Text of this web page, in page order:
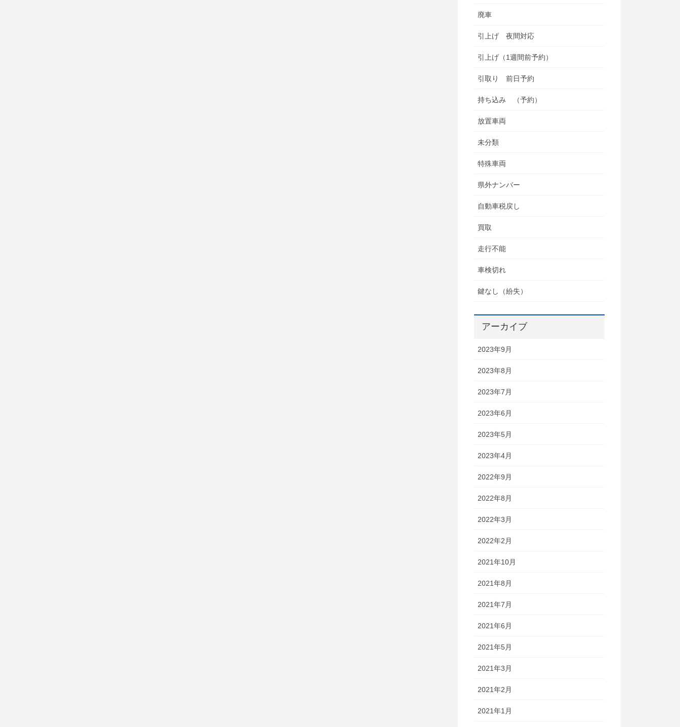
廃車
引上げ 夜間対応
引上げ（1週間前予約）
引取り 前日予約
持ち込み （予約）
放置車両
未分類
特殊車両
県外ナンバー
自動車税戻し
買取
走行不能
車検切れ
鍵なし（紛失）
アーカイブ
2023年9月
2023年8月
2023年7月
2023年6月
2023年5月
2023年4月
2022年9月
2022年8月
2022年3月
2022年2月
2021年10月
2021年8月
2021年7月
2021年6月
2021年5月
2021年3月
2021年2月
2021年1月